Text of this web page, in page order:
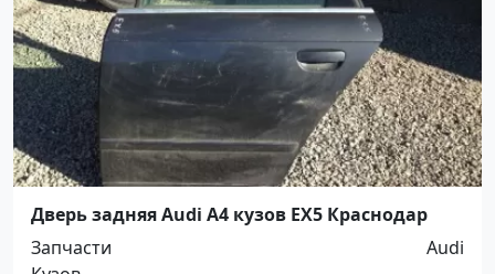
Дверь задняя Audi A4 кузов EX5 Краснодар
Запчасти
Audi